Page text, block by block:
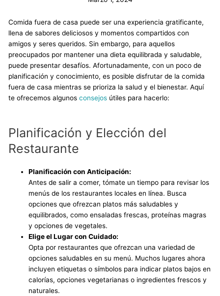
Comida fuera de casa puede ser una experiencia gratificante,
llena de sabores deliciosos y momentos compartidos con
amigos y seres queridos. Sin embargo, para aquellos
preocupados por mantener una dieta equilibrada y saludable,
puede presentar desafíos. Afortunadamente, con un poco de
planificación y conocimiento, es posible disfrutar de la comida
fuera de casa mientras se prioriza la salud y el bienestar. Aquí
te ofrecemos algunosconsejos útiles para hacerlo:
Planificación y Elección del
Restaurante
Planificación con Anticipación:
Antes de salir a comer, tómate un tiempo para revisar los
menús de los restaurantes locales en línea. Busca
opciones que ofrezcan platos más saludables y
equilibrados, como ensaladas frescas, proteínas magras
y opciones de vegetales.
Elige el Lugar con Cuidado:
Opta por restaurantes que ofrezcan una variedad de
opciones saludables en su menú. Muchos lugares ahora
incluyen etiquetas o símbolos para indicar platos bajos en
calorías, opciones vegetarianas o ingredientes frescos y
naturales.